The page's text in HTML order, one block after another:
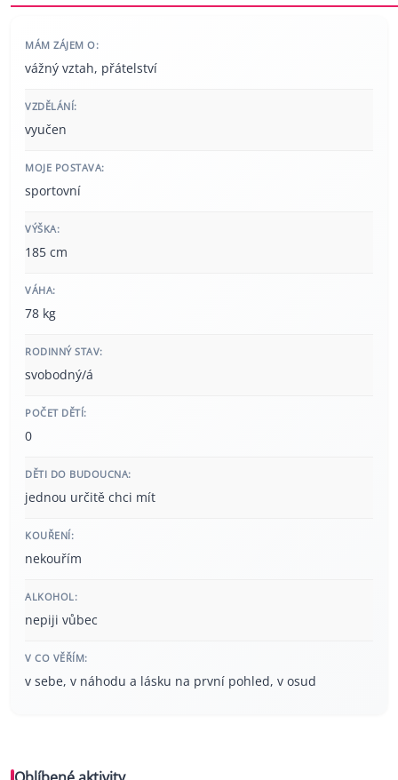
MÁM ZÁJEM O:
vážný vztah, přátelství
VZDĚLÁNÍ:
vyučen
MOJE POSTAVA:
sportovní
VÝŠKA:
185 cm
VÁHA:
78 kg
RODINNÝ STAV:
svobodný/á
POČET DĚTÍ:
0
DĚTI DO BUDOUCNA:
jednou určitě chci mít
KOUŘENÍ:
nekouřím
ALKOHOL:
nepiji vůbec
V CO VĚŘÍM:
v sebe, v náhodu a lásku na první pohled, v osud